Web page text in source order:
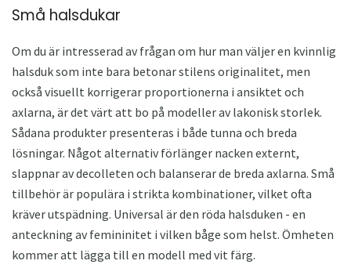
Små halsdukar
Om du är intresserad av frågan om hur man väljer en kvinnlig
halsduk som inte bara betonar stilens originalitet, men
också visuellt korrigerar proportionerna i ansiktet och
axlarna, är det värt att bo på modeller av lakonisk storlek.
Sådana produkter presenteras i både tunna och breda
lösningar. Något alternativ förlänger nacken externt,
slappnar av decolleten och balanserar de breda axlarna. Små
tillbehör är populära i strikta kombinationer, vilket ofta
kräver utspädning. Universal är den röda halsduken - en
anteckning av femininitet i vilken båge som helst. Ömheten
kommer att lägga till en modell med vit färg.